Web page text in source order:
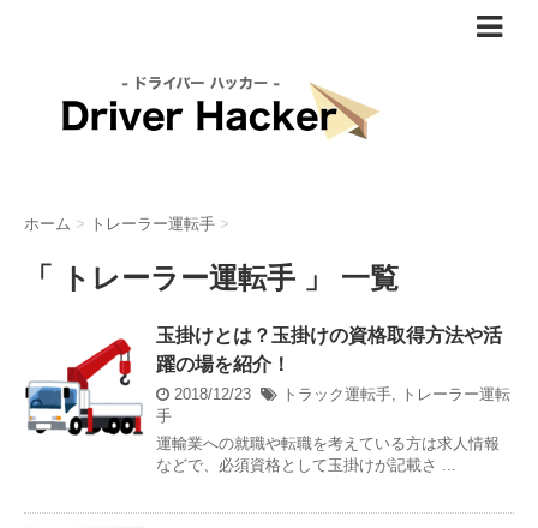
ホーム > トレーラー運転手 >
「 トレーラー運転手 」 一覧
玉掛けとは？玉掛けの資格取得方法や活
躍の場を紹介！
2018/12/23 トラック運転手
トレーラー運転
手
運輸業への就職や転職を考えている方は求人情報
などで、必須資格として玉掛けが記載さ ...